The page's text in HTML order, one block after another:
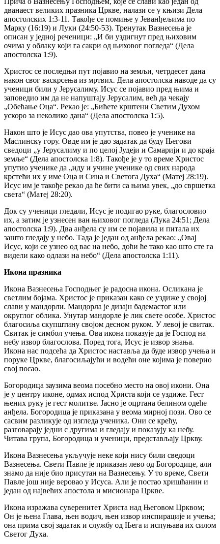
дванаест великих празника Цркве, налази се у књизи Дела
апостолских 1:3-11. Такође се помиње у Јеванђељима по
Марку (16:19) и Луки (24:50-53). Тренутак Вазнесења је
описан у једној реченици: „И би уздигнут пред њиховим
очима у облаку који га сакри од њиховог погледа“ (Дела
апостолска 1:9).
Христос се последњи пут појавио на земљи, четрдесет дана
након свог васкрсења из мртвих. Дела апостолска наводе да су
ученици били у Јерусалиму. Исус се појавио пред њима и
заповедио им да не напуштају Јерусалим, већ да чекају
„Обећање Оца“. Рекао је: „Бићете крштени Светим Духом
ускоро за неколико дана“ (Дела апостолска 1:5).
Након што је Исус дао ова упутства, повео је ученике на
Маслинску гору. Овде им је дао задатак да буду Његови
сведоци „у Јерусалиму и по целој Јудеји и Самарији и до краја
земље“ (Дела апостолска 1:8). Такође је у то време Христос
упутио ученике да „иду и учине ученике од свих народа
крстећи их у име Оца и Сина и Светога Духа“ (Матеј 28:19).
Исус им је такође рекао да ће бити са њима увек, „до свршетка
света“ (Матеј 28:20).
Док су ученици гледали, Исус је подигао руке, благословио
их, а затим је узнесен ван њиховог погледа (Лука 24:51; Дела
апостолска 1:9). Два анђела су им се појавила и питала их
зашто гледају у небо. Тада је један од анђела рекао: „Овај
Исус, који се узнео од вас на небо, доћи ће тако као што сте га
видели како одлази на небо“ (Дела апостолска 1:11).
Икона празника
Икона Вазнесења Господњег је радосна икона. Осликана је
светлим бојама. Христос је приказан како се уздиже у својој
слави у мандорли. Мандорла је дизајн бадемастог или
округлог облика. Унутар мандорле је лик свете особе. Христос
благосиља скупштину својом десном руком. У левој је свитак.
Свитак је симбол учења. Ова икона показује да је Господ на
небу извор благослова. Поред тога, Исус је извор знања.
Икона нас подсећа да Христос наставља да буде извор учења и
поруке Цркве, благосиљајући и водећи оне којима је поверио
свој посао.
Богородица заузима веома посебно место на овој икони. Она
је у центру иконе, одмах испод Христа који се уздиже. Гест
њених руку је гест молитве. Јасно је оцртана белином одеће
анђела. Богородица је приказана у веома мирној пози. Ово се
сасвим разликује од изгледа ученика. Они се крећу,
разговарају једни с другима и гледају и показују ка небу.
Читава група, Богородица и ученици, представљају Цркву.
Икона Вазнесења укључује неке који нису били сведоци
Вазнесења. Свети Павле је приказан лево од Богородице, али
знамо да није био присутан на Вазнесењу. У то време, Свети
Павле још није веровао у Исуса. Али је постао хришћанин и
један од највећих апостола и мисионара Цркве.
Икона изражава суверенитет Христа над Његовом Црквом;
Он је њена Глава, њен водич, њен извор инспирације и учења;
она прима свој задатак и службу од Њега и испуњава их силом
Светог Духа.